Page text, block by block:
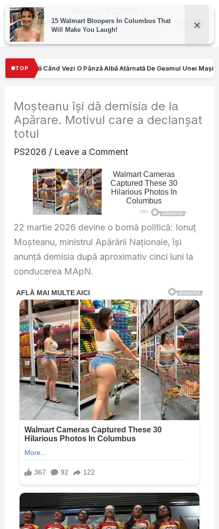
Skip
content
Moșteanu își dă demisia de la Apărare. Motivul
care a declanșat totul
TOP
Albă Atârnată De Geamul Unei Mașini. Semnalul… Turiştilor
Moșteanu își dă demisia de la
Apărare. Motivul care a declanșat
totul
PS2026 / Leave a Comment
22 martie 2026 devine o bornă politică: Ionuț
Moșteanu, ministrul Apărării Naționale, își
anunță demisia după aproximativ cinci luni la
conducerea MApN.